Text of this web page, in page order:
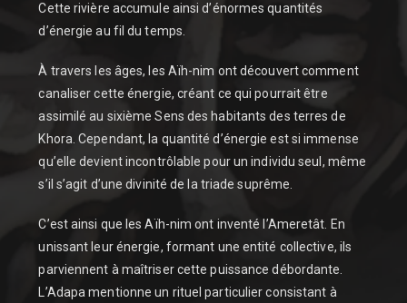
Cette rivière accumule ainsi d’énormes quantités
d’énergie au fil du temps.
À travers les âges, les Aïh-nim ont découvert comment
canaliser cette énergie, créant ce qui pourrait être
assimilé au sixième Sens des habitants des terres de
Khora. Cependant, la quantité d’énergie est si immense
qu’elle devient incontrôlable pour un individu seul, même
s’il s’agit d’une divinité de la triade suprême.
C’est ainsi que les Aïh-nim ont inventé l’Ameretât. En
unissant leur énergie, formant une entité collective, ils
parviennent à maîtriser cette puissance débordante.
L’Adapa mentionne un rituel particulier consistant à